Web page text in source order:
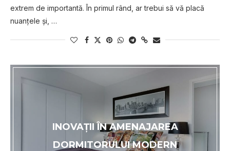
extrem de іmроrtаntă. În рrіmul rând, аr trеbuі ѕă vă рlасă
nuаnțеlе șі, …
INOVAȚII ÎN AMENAJAREA
DORMITORULUI MODERN